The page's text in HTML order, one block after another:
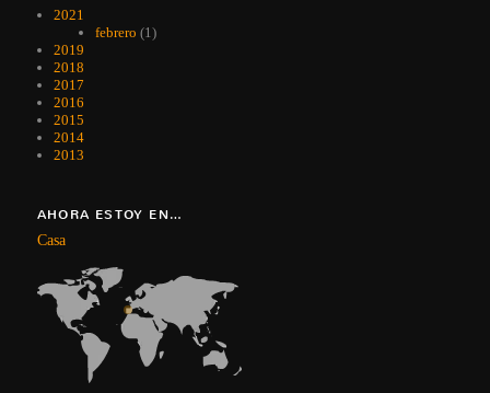
2021
febrero (1)
2019
2018
2017
2016
2015
2014
2013
AHORA ESTOY EN…
Casa